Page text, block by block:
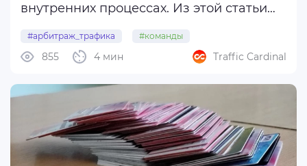
внутренних процессах. Из этой статьи
распада команд, а также о том, как
выявлять и бороться с подобными
проблемами.
Арбитраж трафика динамичен — это
постоянное ...
#арбитраж_трафика #команды
4 мин
855 Traffic Cardinal